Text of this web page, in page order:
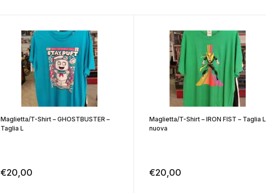
Maglietta/T-Shirt – GHOSTBUSTER –
Taglia L
€20,00
Maglietta/T-Shirt – IRON FIST – Taglia L
nuova
€20,00